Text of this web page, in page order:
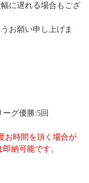
に遅れる場合もござ
お願い申し上げま
グ優勝:5回
お時間を頂く場合が
納可能です。